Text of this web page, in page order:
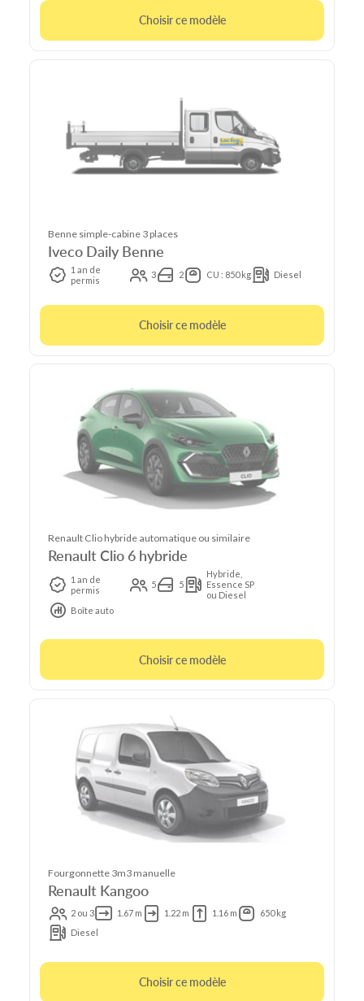
Choisir ce modèle
Benne simple-cabine 3 places
Iveco Daily Benne
1 an de
permis
3 2 CU : 850 kg Diesel
Choisir ce modèle
Renault Clio hybride automatique ou similaire
Renault Clio 6 hybride
1 an de
permis
5 5
Hybride,
Essence SP
ou Diesel
Boîte auto
Choisir ce modèle
Fourgonnette 3m3 manuelle
Renault Kangoo
2 ou 3 1.67 m 1.22 m 1.16 m
650 kg
Diesel
Choisir ce modèle